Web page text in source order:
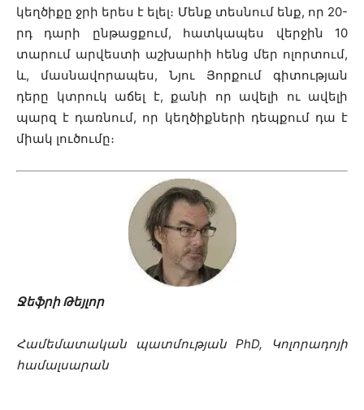
կեղծիքը ջրի երես է ելել։ Մենք տեսնում ենք, որ 20-
րդ դարի ընթացքում, հատկապես վերջին 10
տարում արվեստի աշխարհի հենց մեր ոլորտում,
և, մասնավորապես, Նյու Յորքում գիտության
դերը կտրուկ աճել է, քանի որ ավելի ու ավելի
պարզ է դառնում, որ կեղծիքների դեպքում դա է
միակ լուծումը։
Ջեֆրի Թեյլոր
Համեմատական պատմության PhD, Կոլորադոյի
համալսարան